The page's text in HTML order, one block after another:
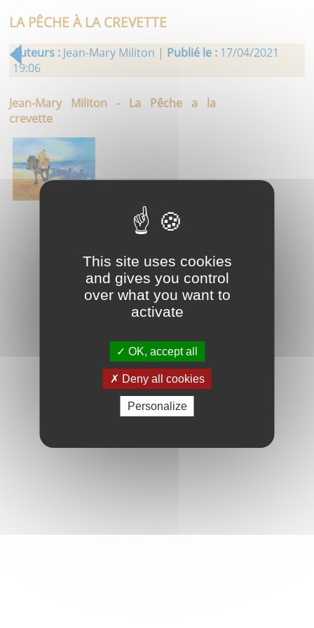
LA PÊCHE À LA CREVETTE
Auteurs : Jean-Mary Militon | Publié le : 17/04/2021
19:06
Jean-Mary Militon - La Pêche a la
crevette
This site uses cookies
and gives you control
over what you want to
activate
OK, accept all
Deny all cookies
Personalize